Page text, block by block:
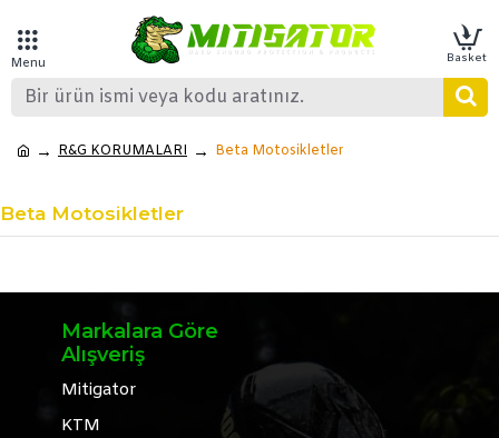
R&G KORUMALARI Beta Motosikletler
Beta Motosikletler
Markalara Göre
Alışveriş
Mitigator
KTM